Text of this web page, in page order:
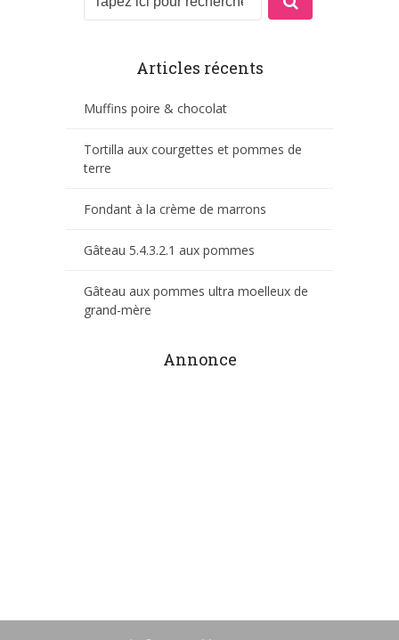
Articles récents
Muffins poire & chocolat
Tortilla aux courgettes et pommes de
terre
Fondant à la crème de marrons
Gâteau 5.4.3.2.1 aux pommes
Gâteau aux pommes ultra moelleux de
grand-mère
Annonce